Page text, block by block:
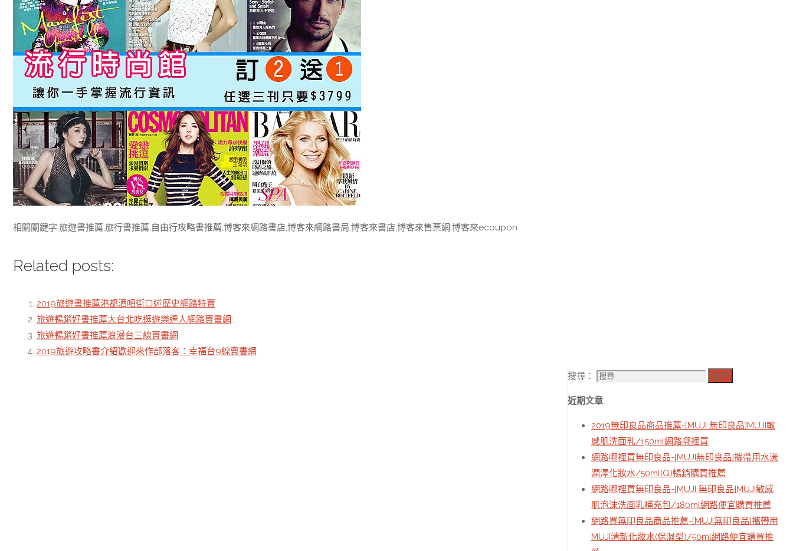
相關關鍵字:旅遊書推薦,旅行書推薦,自由行攻略書推薦,博客來網路書店,博客來網路書局,博客來書店,博客來售票網,博客來ecoupon
Related posts:
2019旅遊書推薦港都酒吧街口述歷史網路特賣
旅遊暢銷好書推薦大台北吃逛遊樂達人網路賣書網
旅遊暢銷好書推薦浪漫台三線賣書網
2019旅遊攻略書介紹歡迎來作部落客：幸福台9線賣書網
搜尋： 搜尋
近期文章
2019無印良品商品推薦-[MUJI 無印良品]MUJI敏
感肌洗面乳/150ml網路哪裡買
網路哪裡買無印良品-[MUJI無印良品]攜帶用水漾
潤澤化妝水/50ml(Q)暢銷購買推薦
網路哪裡買無印良品-[MUJI 無印良品]MUJI敏感
肌泡沫洗面乳補充包/180ml網路便宜購買推薦
網路買無印良品商品推薦-[MUJI無印良品]攜帶用
MUJI清新化妝水(保濕型)/50ml網路便宜購買推